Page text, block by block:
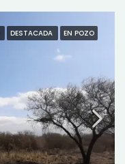
DESTACADA
EN POZO